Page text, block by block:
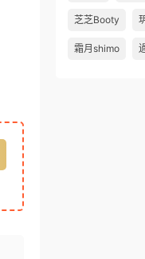
芝芝Booty
霜月shimo